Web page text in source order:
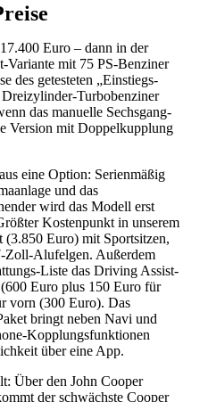
Euro – dann in der
Variante mit 75 PS-Benziner
des getesteten „Einstiegs-
Turbobenziner
das manuelle Sechsgang-
Version mit Doppelkupplung
eine Option: Serienmäßig
und das
wird das Modell erst
Kostenpunkt in unserem
(3.850 Euro) mit Sportsitzen,
Zoll-Alufelgen. Außerdem
Liste das Driving Assist-
Euro plus 150 Euro für
vorn (300 Euro). Das
bringt neben Navi und
Kopplungsfunktionen
über eine App.
Über den John Cooper
der schwächste Cooper